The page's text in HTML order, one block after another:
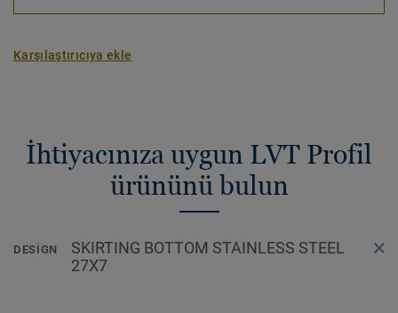
Karşılaştırıcıya ekle
İhtiyacınıza uygun LVT Profil
ürününü bulun
DESIGN
SKIRTING BOTTOM STAINLESS STEEL
27X7